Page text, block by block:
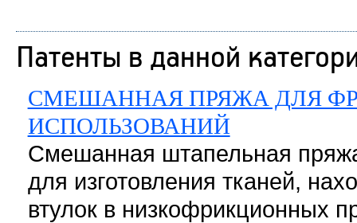
Патенты в данной
СМЕШАННАЯ ПРЯЖА ДЛЯ
ИСПОЛЬЗОВАНИЙ
Смешанная штапельная
для изготовления тканей,
втулок в низкофрикционных